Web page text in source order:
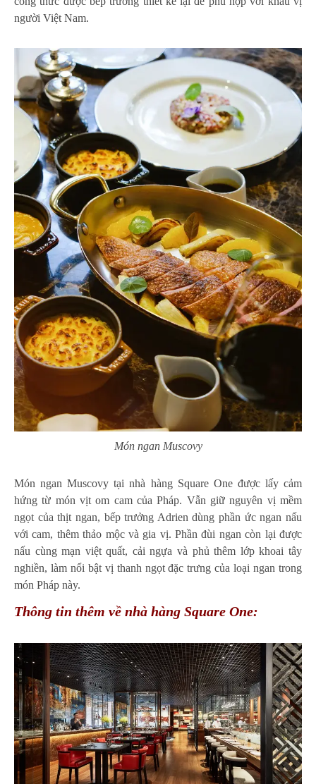
người Việt Nam.
Món ngan Muscovy
Món ngan Muscovy tại nhà hàng Square One được lấy cảm
hứng từ món vịt om cam của Pháp. Vẫn giữ nguyên vị mềm
ngọt của thịt ngan, bếp trưởng Adrien dùng phần ức ngan nấu
với cam, thêm thảo mộc và gia vị. Phần đùi ngan còn lại được
nấu cùng mạn việt quất, cải ngựa và phủ thêm lớp khoai tây
nghiền, làm nổi bật vị thanh ngọt đặc trưng của loại ngan trong
món Pháp này.
Thông tin thêm về nhà hàng Square One: